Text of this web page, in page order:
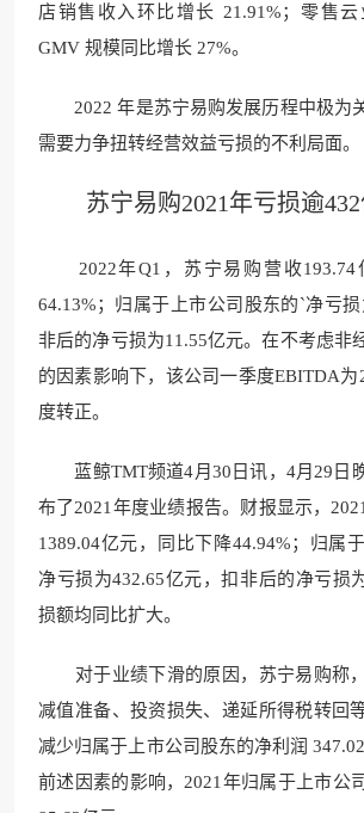
店销售收入环比增长 21.91%；零售
GMV 规模同比增长 27%。
2022 年是苏宁易购发展历程中极为
需要力争扭转经营效益亏损的不利局面。
苏宁易购2021年亏损逾432
2022年Q1，苏宁易购营收193.74
64.13%；归属于上市公司股东的`净亏
非后的净亏损为11.55亿元。在不考虑非
的因素影响下，该公司一季度EBITDA为
度转正。
蓝鲸TMT频道4月30日讯，4月29日
布了2021年度业绩报告。财报显示，
1389.04亿元，同比下降44.94%；归属
净亏损为432.65亿元，扣非后的净亏损
损额均同比扩大。
对于业绩下滑的原因，苏宁易购称
减值准备、投资损失、递延所得税转回
减少归属于上市公司股东的净利润
前述因素的影响，2021年归属于上市公